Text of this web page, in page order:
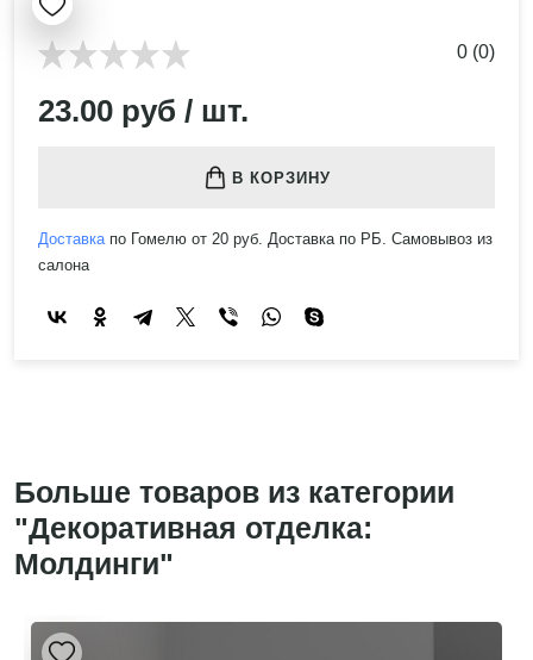
0 (0)
23.00 руб / шт.
В КОРЗИНУ
Доставкапо Гомелю от 20 руб. Доставка по РБ. Самовывоз из
салона
Больше товаров из категории
"Декоративная отделка:
Молдинги"